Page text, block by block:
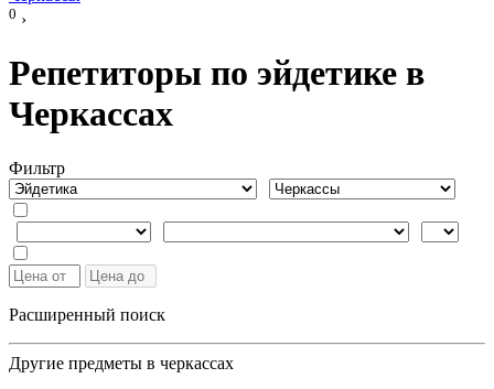
0 ›
Репетиторы по эйдетике в
Черкассах
Фильтр
Расширенный поиск
Другие предметы в черкассах